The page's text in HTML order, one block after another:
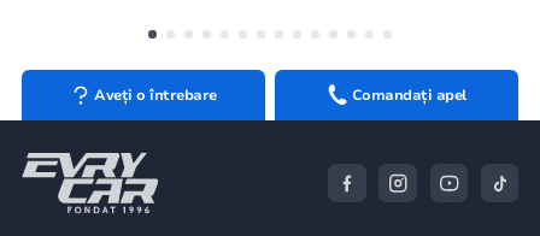
Aveți o întrebare Comandați apel